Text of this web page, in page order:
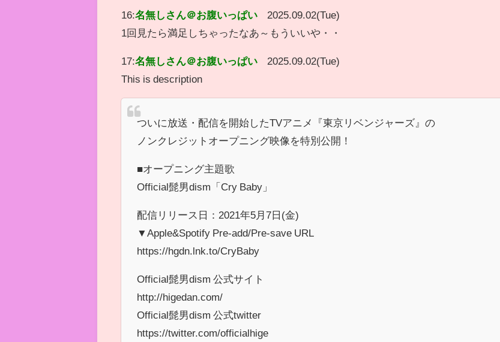
16:名無しさん＠お腹いっぱい
2025.09.02(Tue)
1回見たら満足しちゃったなあ～もういいや・・
17:名無しさん＠お腹いっぱい
2025.09.02(Tue)
This is description
ついに放送・配信を開始したTVアニメ『東京リベンジャーズ』の
ノンクレジットオープニング映像を特別公開！
■オープニング主題歌
Official髭男dism「Cry Baby」
配信リリース日：2021年5月7日(金)
▼Apple&Spotify Pre-add/Pre-save URL
https://hgdn.lnk.to/CryBaby
Official髭男dism 公式サイト
http://higedan.com/
Official髭男dism 公式twitter
https://twitter.com/officialhige